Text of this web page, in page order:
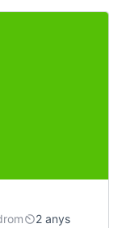
2 anys